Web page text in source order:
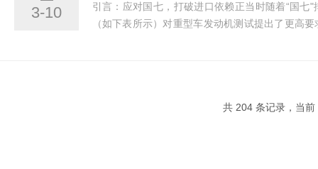
3-10
引言：应对国七，打破进口依赖正当时随着“国七
（如下表所示）对重型车发动机测试提出了更高
全链路自主研发，重磅推出Gasboard-9800...
共 204 条记录，当